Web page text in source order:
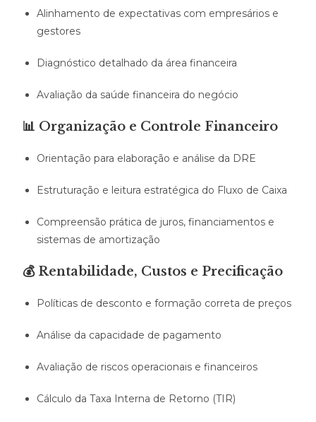
Alinhamento de expectativas com empresários e
gestores
Diagnóstico detalhado da área financeira
Avaliação da saúde financeira do negócio
📊 Organização e Controle Financeiro
Orientação para elaboração e análise da DRE
Estruturação e leitura estratégica do Fluxo de Caixa
Compreensão prática de juros, financiamentos e
sistemas de amortização
💰 Rentabilidade, Custos e Precificação
Políticas de desconto e formação correta de preços
Análise da capacidade de pagamento
Avaliação de riscos operacionais e financeiros
Cálculo da Taxa Interna de Retorno (TIR)